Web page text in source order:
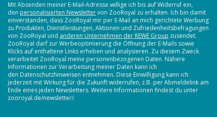
Mit Absenden meiner E-Mail-Adresse willige ich bis auf Widerruf ein,
den personalisierten Newslettervon ZooRoyal zu erhalten. Ich bin damit
einverstanden, dass ZooRoyal mir per E-Mail an mich gerichtete Werbung
zu Produkten, Dienstleistungen, Aktionen und Zufriedenheitsbefragungen
von ZooRoyal und anderen Unternehmen der REWE Group zusendet.
ZooRoyal darf zur Werbeoptimierung die Öffnung der E-Mails sowie
Klicks auf enthaltene Links erheben und analysieren. Zu diesem Zweck
verarbeitet ZooRoyal meine personenbezogenen Daten. Nähere
Informationen zur Verarbeitung meiner Daten kann ich
den Datenschutzhinweisen entnehmen. Diese Einwilligung kann ich
jederzeit mit Wirkung für die Zukunft widerrufen, z.B. per Abmeldelink am
Ende eines jeden Newsletters. Weitere Informationen findest du unter
zooroyal.de/newsletter/.